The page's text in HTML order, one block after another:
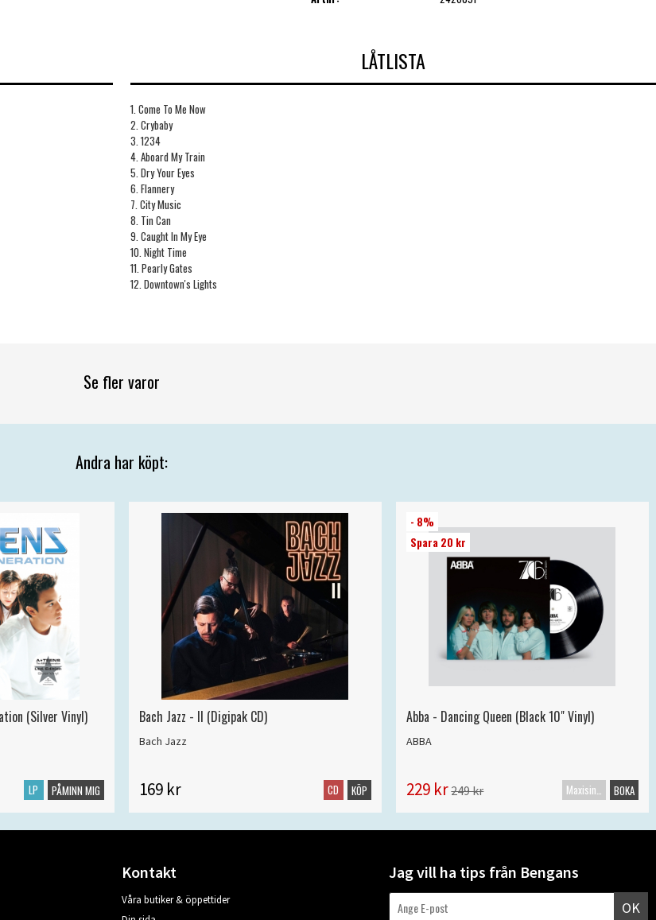
LÅTLISTA
1. Come To Me Now
2. Crybaby
3. 1234
4. Aboard My Train
5. Dry Your Eyes
6. Flannery
7. City Music
8. Tin Can
9. Caught In My Eye
10. Night Time
11. Pearly Gates
12. Downtown's Lights
Se fler varor
Andra har köpt:
(Silver Vinyl)
LP PÅMINN MIG
Bach Jazz - II (Digipak CD)
Bach Jazz
169 kr CD KÖP
- 8%
Spara 20 kr
Abba - Dancing Queen (Black 10" Vinyl)
ABBA
229 kr249 kr Maxisingel BOKA
Kontakt
Våra butiker & öppettider
Jag vill ha tips från Bengans
OK